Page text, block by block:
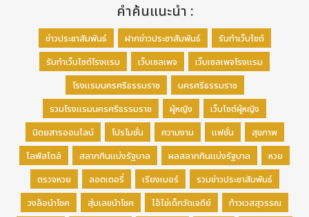
คำค้นแนะนำ :
ข่าวประชาสัมพันธ์ ฝากข่าวประชาสัมพันธ์
รับทำเว็บไซต์
รับทำเว็บไซต์โรงแรม
เว็บเซลเพจ
เว็บเซลเพจโรงแรม
โรงแรมนครศรีธรรมราช
นครศรีธรรมราช
รวมโรงแรมนครศรีธรรมราช
ผู้หญิง
เว็บไซต์ผู้หญิง
นิตยสารออนไลน์
โปรโมชั่น ความงาม แฟชั่น
สุขภาพ
ไลฟ์สไตล์
สลากกินแบ่งรัฐบาล ผลสลากกินแบ่งรัฐบาล
หวย
ตรวจหวย
ลอตเตอรี่ เรียงเบอร์
รวมข่าวประชาสัมพันธ์
วงล้อนำโชค
สุ่มเลขนำโชค ไอ้ไข่เด็กวัดเจดีย์
ท้าวเวสสุวรรณ